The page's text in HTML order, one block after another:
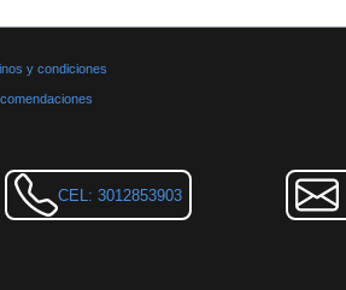
y condiciones
CEL: 3012853903